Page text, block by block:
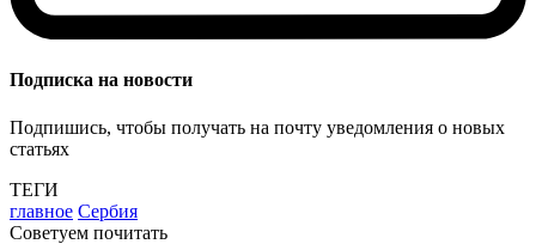
Подписка на новости
Подпишись, чтобы получать на почту уведомления о новых
статьях
ТЕГИ
главное Сербия
Советуем почитать